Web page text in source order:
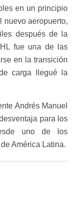
en un principio
nuevo aeropuerto,
después de la
fue una de las
en la transición
carga llegué la
Andrés Manuel
para los
uno de los
América Latina.